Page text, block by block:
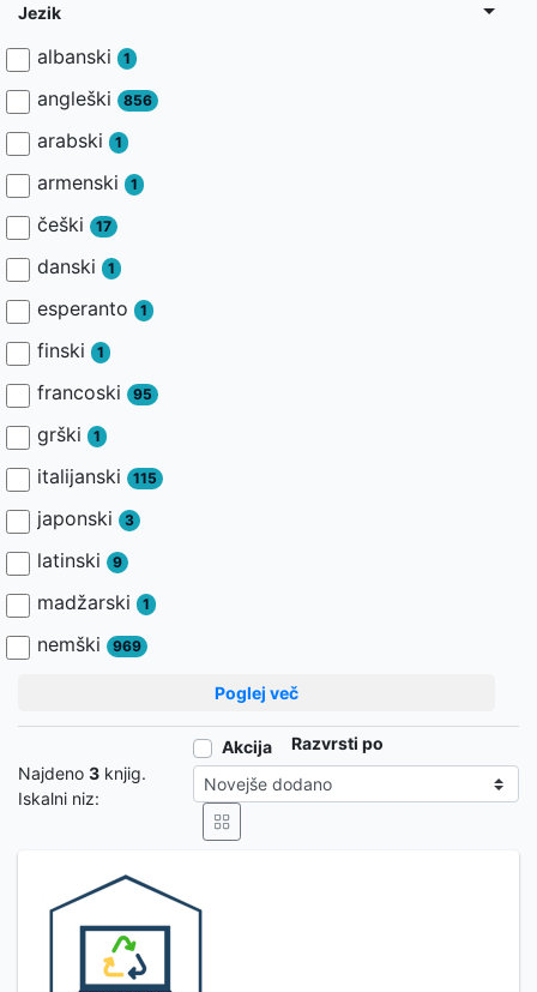
Jezik
albanski 1
angleški 856
arabski 1
armenski 1
češki 17
danski 1
esperanto 1
finski 1
francoski 95
grški 1
italijanski 115
japonski 3
latinski 9
madžarski 1
nemški 969
Poglej več
Najdeno 3 knjig.
Iskalni niz:
Akcija Razvrsti po